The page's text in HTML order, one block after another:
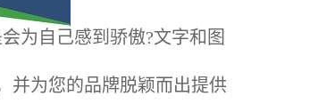
为自己感到骄傲?文字和图
为您的品牌脱颖而出提供